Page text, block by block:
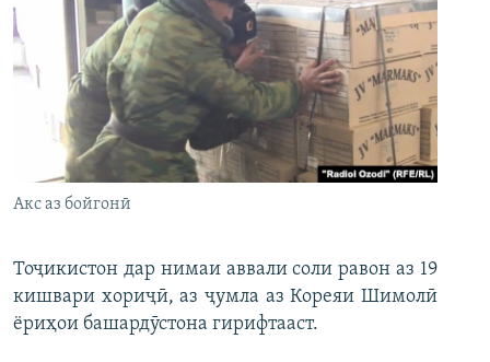
Акс аз бойгонӣ
Тоҷикистон дар нимаи аввали соли равон аз 19
кишвари хориҷӣ, аз ҷумла аз Кореяи Шимолӣ
ёриҳои башардӯстона гирифтааст.